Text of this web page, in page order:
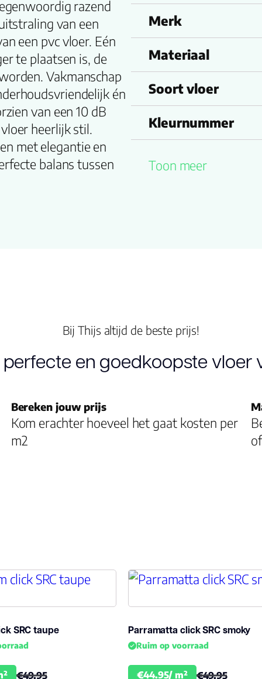
razend
van een
een pvc vloer. Eén
te plaatsen is, de
Vakmanschap
én
van een 10 dB
heerlijk stil.
met elegantie en
balans tussen
Merk
Materiaal
Soort vloer
Kleurnummer
Familienaam
Aantal per pak
Dikte plank (mm)
Brandclassificatie
Vloerverwarming
geschikt
Toon meer
Bij Thijs altijd de beste prijs!
en goedkoopste vloer
Bereken jouw prijs
Kom erachter hoeveel het gaat kosten per
m2
SRC taupe
€49.95
Parramatta click SRC smoky
Ruim op voorraad
€44.95/ m² €49.95